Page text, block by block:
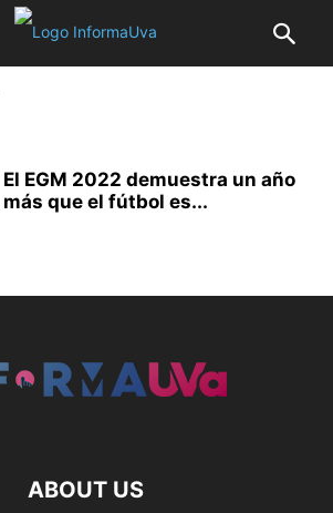
El EGM 2022 demuestra un año
más que el fútbol es...
ABOUT US